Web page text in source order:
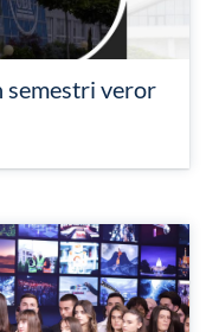
semestri veror